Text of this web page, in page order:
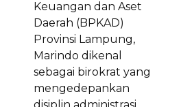
Keuangan dan Aset
Daerah (BPKAD)
Provinsi Lampung,
Marindo dikenal
sebagai birokrat yang
mengedepankan
disiplin administrasi,